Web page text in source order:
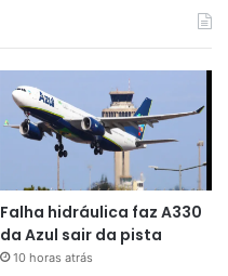
Falha hidráulica faz A330
da Azul sair da pista
10 horas atrás